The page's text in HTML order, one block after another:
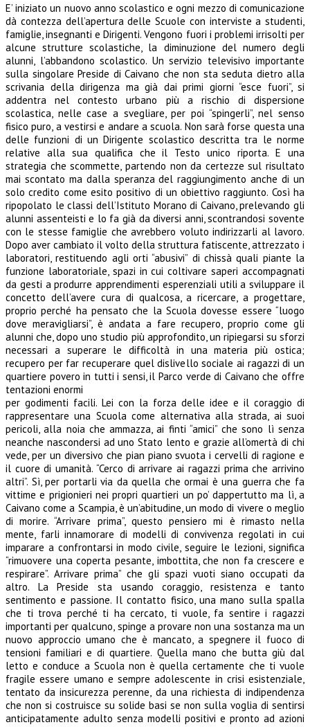
E’ iniziato un nuovo anno scolastico e ogni mezzo di comunicazione
dà contezza dell’apertura delle Scuole con interviste a studenti,
famiglie, insegnanti e Dirigenti. Vengono fuori i problemi irrisolti per
alcune strutture scolastiche, la diminuzione del numero degli
alunni, l’abbandono scolastico. Un servizio televisivo importante
sulla singolare Preside di Caivano che non sta seduta dietro alla
scrivania della dirigenza ma già dai primi giorni “esce fuori”, si
addentra nel contesto urbano più a rischio di dispersione
scolastica, nelle case a svegliare, per poi “spingerli”, nel senso
fisico puro, a vestirsi e andare a scuola. Non sarà forse questa una
delle funzioni di un Dirigente scolastico descritta tra le norme
relative alla sua qualifica che il Testo unico riporta. E una
strategia che scommette, partendo non da certezze sul risultato
mai scontato ma dalla speranza del raggiungimento anche di un
solo credito come esito positivo di un obiettivo raggiunto. Così ha
ripopolato le classi dell’Istituto Morano di Caivano, prelevando gli
alunni assenteisti e lo fa già da diversi anni, scontrandosi sovente
con le stesse famiglie che avrebbero voluto indirizzarli al lavoro.
Dopo aver cambiato il volto della struttura fatiscente, attrezzato i
laboratori, restituendo agli orti “abusivi” di chissà quali piante la
funzione laboratoriale, spazi in cui coltivare saperi accompagnati
da gesti a produrre apprendimenti esperenziali utili a sviluppare il
concetto dell’avere cura di qualcosa, a ricercare, a progettare,
proprio perché ha pensato che la Scuola dovesse essere “luogo
dove meravigliarsi”, è andata a fare recupero, proprio come gli
alunni che, dopo uno studio più approfondito, un ripiegarsi su sforzi
necessari a superare le difficoltà in una materia più ostica;
recupero per far recuperare quel dislivello sociale ai ragazzi di un
quartiere povero in tutti i sensi, il Parco verde di Caivano che offre
tentazioni enormi
per godimenti facili. Lei con la forza delle idee e il coraggio di
rappresentare una Scuola come alternativa alla strada, ai suoi
pericoli, alla noia che ammazza, ai finti “amici” che sono lì senza
neanche nascondersi ad uno Stato lento e grazie all’omertà di chi
vede, per un diversivo che pian piano svuota i cervelli di ragione e
il cuore di umanità. “Cerco di arrivare ai ragazzi prima che arrivino
altri”. Sì, per portarli via da quella cheormai è una guerra che fa
vittime e prigionieri nei propri quartieri un po’ dappertutto ma lì, a
Caivano come a Scampia, è un’abitudine, un modo di vivere o meglio
di morire. “Arrivare prima”, questo pensiero mi è rimasto nella
mente, farli innamorare di modelli di convivenza regolati in cui
imparare a confrontarsi in modo civile, seguire le lezioni, significa
“rimuovere una coperta pesante, imbottita, che non fa crescere e
respirare”. Arrivare prima” che gli spazi vuoti siano occupati da
altro. La Preside sta usando coraggio, resistenza e tanto
sentimento e passione. Il contatto fisico, una mano sulla spalla
che ti trova perché ti ha cercato, ti vuole, fa sentire i ragazzi
importanti per qualcuno, spinge a provare non una sostanza ma un
nuovo approccio umano che è mancato, a spegnere il fuoco di
tensioni familiari e di quartiere. Quella mano che butta giù dal
letto e conduce a Scuola non è quella certamente che ti vuole
fragile essere umano e sempre adolescente in crisi esistenziale,
tentato da insicurezza perenne, da una richiesta di indipendenza
che non si costruisce su solide basi se non sulla voglia di sentirsi
anticipatamente adulto senza modelli positivi e pronto ad azioni